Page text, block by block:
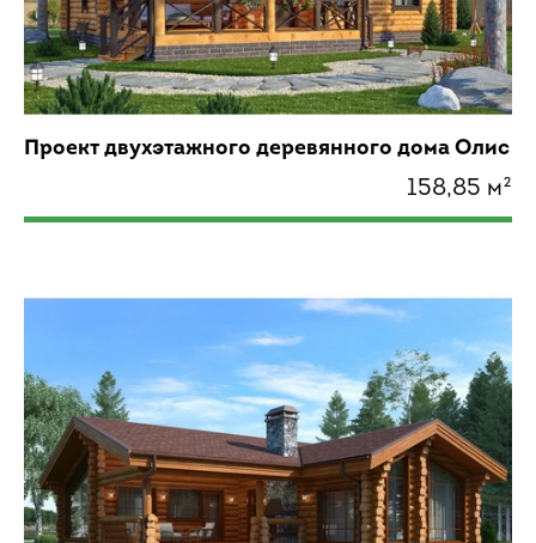
Проект двухэтажного деревянного дома Олис
158,85 м²